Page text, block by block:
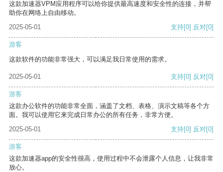
这款加速器VPM应用程序可以给你提供最高速度和安全性的连接，并帮
助你在网络上自由移动。
2025-05-01
支持[0] 反对[0]
游客
这款软件的功能非常强大，可以满足我日常使用的需求。
2025-05-01 支持[0] 反对[0]
游客
这款办公软件的功能非常全面，涵盖了文档、表格、演示文稿等各个方
面。我可以使用它来完成日常办公的所有任务，非常方便。
2025-05-01
支持[0] 反对[0]
游客
这款加速器app的安全性很高，使用过程中不会泄露个人信息，让我非常
放心。